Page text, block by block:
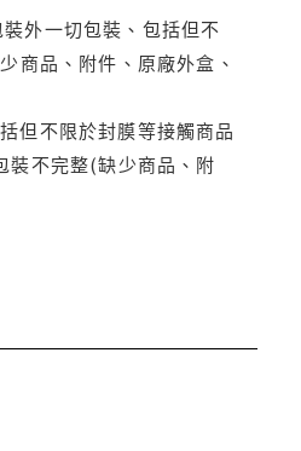
外一切包裝、包括但不
商品、附件、原廠外盒、
但不限於封膜等接觸商品
裝不完整(缺少商品、附